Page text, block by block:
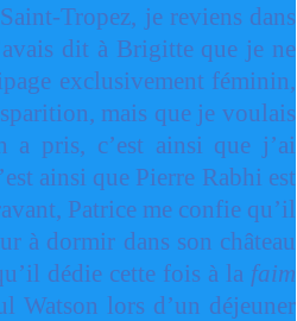
Tropez, je reviens dans
dit à Brigitte que je ne
exclusivement féminin,
mais que je voulais
a pris, c’est ainsi que j’ai
ainsi que Pierre Rabhi est
Patrice me confie qu’il
à dormir dans son château
dédie cette fois à la faim
Watson lors d’un déjeuner